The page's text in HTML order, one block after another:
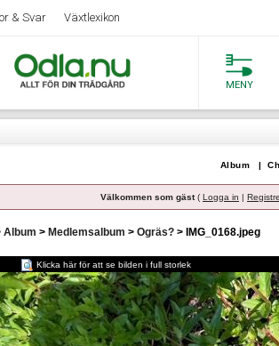
& Svar Växtlexikon
MENY
Album |
Välkommen som gäst( Logga in |
Album > Medlemsalbum > Ogräs?> IMG_0168.jpeg
Klicka här för att se bilden i full storlek